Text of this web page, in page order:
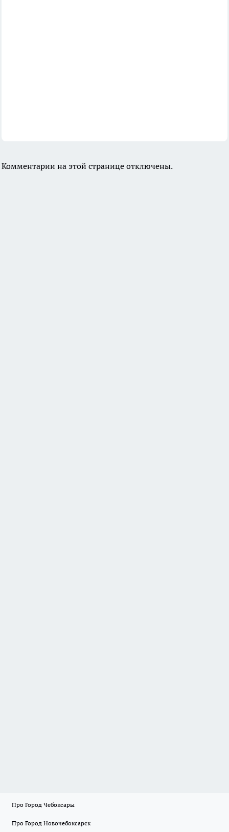
Комментарии на этой странице отключены.
Про Город Чебоксары
Про Город Новочебоксарск